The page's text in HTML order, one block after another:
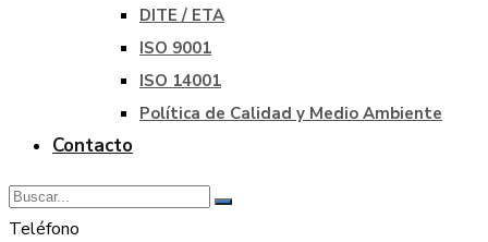
DITE / ETA
ISO 9001
ISO 14001
Política de Calidad y Medio Ambiente
Contacto
Teléfono